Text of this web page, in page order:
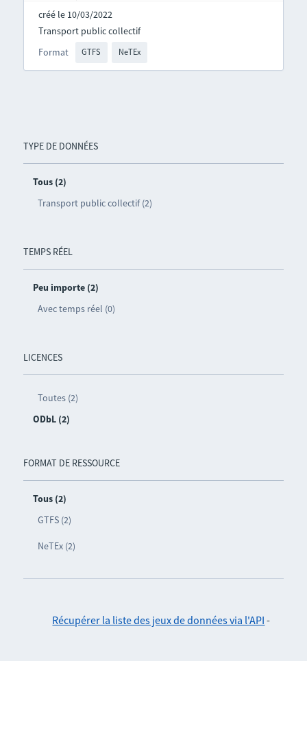
TYPE DE DONNÉES
Tous (2)
Transport public collectif (2)
TEMPS RÉEL
Peu importe (2)
Avec temps réel (0)
LICENCES
Toutes (2)
ODbL (2)
FORMAT DE RESSOURCE
Tous (2)
GTFS (2)
NeTEx (2)
créé le 10/03/2022
Format GTFS NeTEx
Transport public collectif
Récupérer la liste des jeux de données via l'API -